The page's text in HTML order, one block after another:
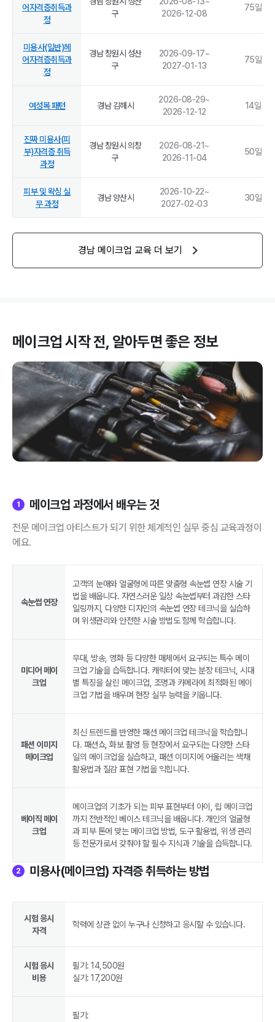
어자격증취득과
정
구
2026-12-08
75일
미용사(일반)헤
어자격증취득과
정
경남 창원시 성산
구
2026-09-17~
2027-01-13
75일
여성복 패턴 경남 김해시
2026-08-29~
2026-12-12
14일
진짜 미용사(피
부)자격증 취득
과정
경남 창원시 의창
구
2026-08-21~
2026-11-04
50일
피부 및 왁싱 실
무 과정
경남 양산시
2026-10-22~
2027-02-03
30일
경남 메이크업 교육 더 보기
메이크업 시작 전, 알아두면 좋은 정보
1 메이크업 과정에서 배우는 것
전문 메이크업 아티스트가 되기 위한 체계적인 실무 중심 교육과정이
에요.
속눈썹 연장
고객의 눈매와 얼굴형에 따른 맞춤형 속눈썹 연장 시술 기
법을 배웁니다. 자연스러운 일상 속눈썹부터 과감한 스타
일링까지, 다양한 디자인의 속눈썹 연장 테크닉을 실습하
며 위생관리와 안전한 시술 방법도 함께 학습합니다.
미디어 메이
크업
무대, 방송, 영화 등 다양한 매체에서 요구되는 특수 메이
크업 기술을 습득합니다. 캐릭터에 맞는 분장 테크닉, 시대
별 특징을 살린 메이크업, 조명과 카메라에 최적화된 메이
크업 기법을 배우며 현장 실무 능력을 키웁니다.
패션 이미지
메이크업
최신 트렌드를 반영한 패션 메이크업 테크닉을 학습합니
다. 패션쇼, 화보 촬영 등 현장에서 요구되는 다양한 스타
일의 메이크업을 실습하고, 패션 이미지에 어울리는 색채
활용법과 질감 표현 기법을 익힙니다.
베이직 메이
크업
메이크업의 기초가 되는 피부 표현부터 아이, 립 메이크업
까지 전반적인 베이스 테크닉을 배웁니다. 개인의 얼굴형
과 피부 톤에 맞는 메이크업 방법, 도구 활용법, 위생 관리
등 전문가로서 갖춰야 할 필수 지식과 기술을 습득합니다.
2 미용사(메이크업) 자격증 취득하는 방법
시험 응시
자격
학력에 상관 없이 누구나 신청하고 응시할 수 있습니다.
시험 응시
비용
필기: 14,500원
실기: 17,200원
필기: